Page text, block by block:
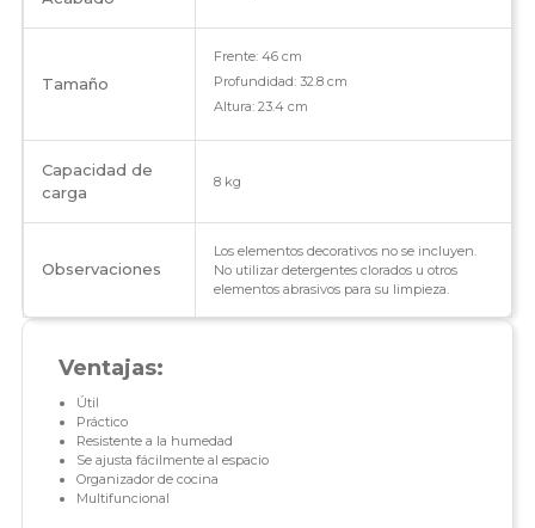
Tamaño
Frente: 46 cm
Profundidad: 32.8 cm
Altura: 23.4 cm
Capacidad de
carga
8 kg
Observaciones
Los elementos decorativos no se incluyen.
No utilizar detergentes clorados u otros
elementos abrasivos para su limpieza.
Ventajas:
Útil
Práctico
Resistente a la humedad
Se ajusta fácilmente al espacio
Organizador de cocina
Multifuncional